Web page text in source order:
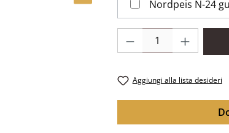
Nordpeis N-24
Quantità del prodotto:
Aggiungi alla lista desideri